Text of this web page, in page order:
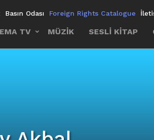
Basın Odası Foreign Rights Catalogue
TV MÜZİK SESLİ KİTAP